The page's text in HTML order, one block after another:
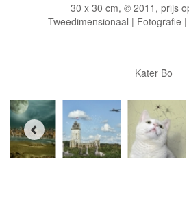
30 x 30 cm, © 2011, prijs
Tweedimensionaal | Fotografie
Kater Bo